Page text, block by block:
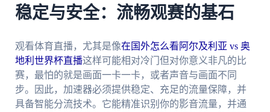
稳定与安全：流畅观赛的基石
观看体育直播，尤其是像在国外怎么看阿尔及利亚 vs 奥
地利世界杯直播这样可能相对冷门但对你意义非凡的比
赛，最怕的就是画面一卡一卡，或者声音与画面不同
步。因此，加速器必须提供稳定、充足的流量保障，并
具备智能分流技术。它能精准识别你的影音流量，并通